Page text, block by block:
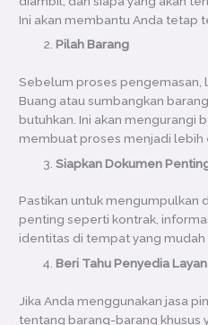
Ini akan membantu Anda tetap
Pilah Barang
Sebelum proses pengemasan,
Buang atau sumbangkan
butuhkan. Ini akan mengurangi
membuat proses menjadi lebih
Siapkan Dokumen
Pastikan untuk mengumpulkan
penting seperti kontrak,
identitas di tempat yang mudah
Beri Tahu Penyedia
Jika Anda menggunakan jasa
tentang barang-barang khusus